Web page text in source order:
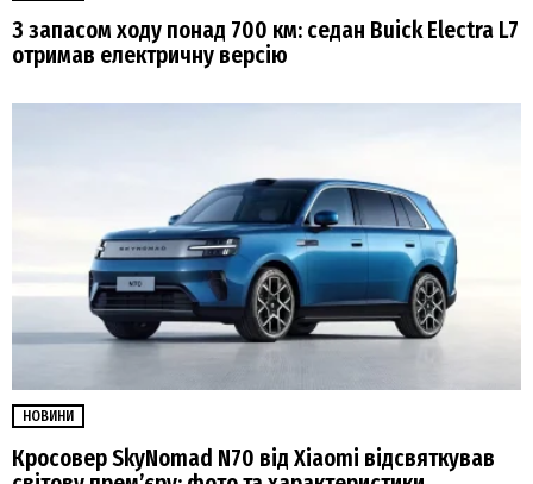
З запасом ходу понад 700 км: седан Buick Electra L7
отримав електричну версію
НОВИНИ
Кросовер SkyNomad N70 від Xiaomi відсвяткував